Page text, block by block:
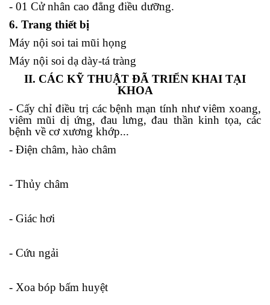
- 01 Cử nhân cao đẳng điều dưỡng.
6. Trang thiết bị
Máy nội soi tai mũi họng
Máy nội soi dạ dày-tá tràng
II. CÁC KỸ THUẬT ĐÃ TRIỂN KHAI TẠI
KHOA
- Cấy chỉ điều trị các bệnh mạn tính như viêm xoang,
viêm mũi dị ứng, đau lưng, đau thần kinh tọa, các
bệnh về cơ xương khớp...
- Điện châm, hào châm
- Thủy châm
- Giác hơi
- Cứu ngải
- Xoa bóp bấm huyệt